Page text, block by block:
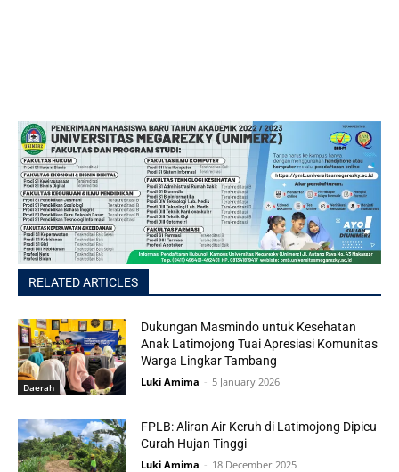
RELATED ARTICLES
Daerah
Dukungan Masmindo untuk Kesehatan
Anak Latimojong Tuai Apresiasi Komunitas
Warga Lingkar Tambang
Luki Amima - 5 January 2026
FPLB: Aliran Air Keruh di Latimojong Dipicu
Curah Hujan Tinggi
Luki Amima - 18 December 2025